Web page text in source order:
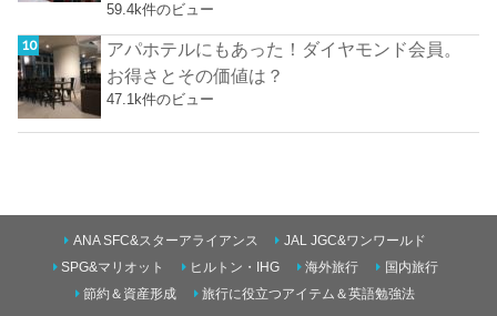
59.4k件のビュー
アパホテルにもあった！ダイヤモンド会員。
お得さとその価値は？
47.1k件のビュー
ANA SFC&スターアライアンス
JAL JGC&ワンワールド
SPG&マリオット
ヒルトン・IHG 海外旅行
国内旅行
節約＆資産形成
旅行に役立つアイテム＆英語勉強法